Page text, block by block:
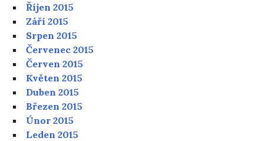
Říjen 2015
Září 2015
Srpen 2015
Červenec 2015
Červen 2015
Květen 2015
Duben 2015
Březen 2015
Únor 2015
Leden 2015